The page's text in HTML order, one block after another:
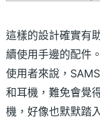
這樣的設計確實有
續使用手邊的配件
使用者來說，
和耳機，難免會覺
機，好像也默默踏